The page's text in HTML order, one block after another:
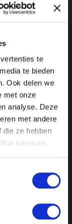
te
te bieden
Ook delen we
met onze
analyse. Deze
met andere
die ze hebben
services.
zijn gegaan.
haar
Langs de
teksten als
en ‘Smeer je
zonnebrand
eveneens
per
Want, kijk uit,